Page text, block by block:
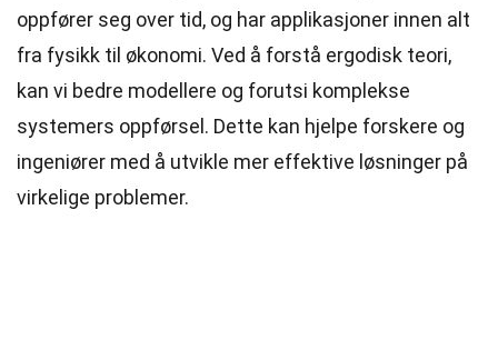
oppfører seg over tid, og har applikasjoner innen alt
fra fysikk til økonomi. Ved å forstå ergodisk teori,
kan vi bedre modellere og forutsi komplekse
systemers oppførsel. Dette kan hjelpe forskere og
ingeniører med å utvikle mer effektive løsninger på
virkelige problemer.